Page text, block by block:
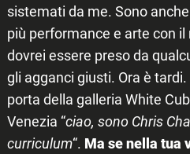
sistemati da me. Sono
più performance e arte con
dovrei essere preso da
gli agganci giusti. Ora è
porta della galleria White
Venezia “ciao, sono Chris
curriculum“. Ma se nella tua